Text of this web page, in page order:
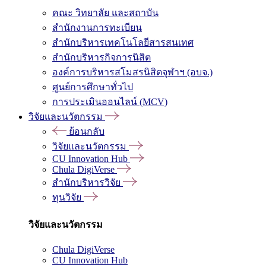
คณะ วิทยาลัย และสถาบัน
สำนักงานการทะเบียน
สำนักบริหารเทคโนโลยีสารสนเทศ
สำนักบริหารกิจการนิสิต
องค์การบริหารสโมสรนิสิตจุฬาฯ (อบจ.)
ศูนย์การศึกษาทั่วไป
การประเมินออนไลน์ (MCV)
วิจัยและนวัตกรรม
ย้อนกลับ
วิจัยและนวัตกรรม
CU Innovation Hub
Chula DigiVerse
สำนักบริหารวิจัย
ทุนวิจัย
วิจัยและนวัตกรรม
Chula DigiVerse
CU Innovation Hub